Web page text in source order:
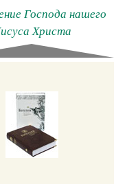
Господа нашего
Христа